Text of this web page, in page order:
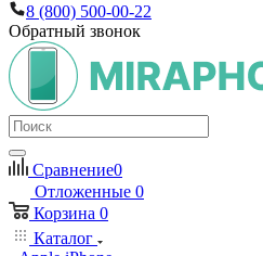
8 (800) 500-00-22
Обратный звонок
Сравнение0
Отложенные 0
Корзина 0
Каталог